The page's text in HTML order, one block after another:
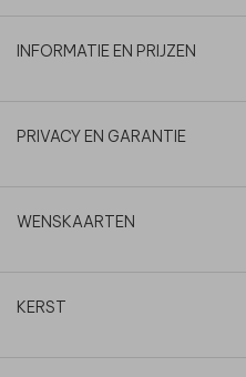
INFORMATIE EN PRIJZEN
PRIVACY EN GARANTIE
WENSKAARTEN
KERST